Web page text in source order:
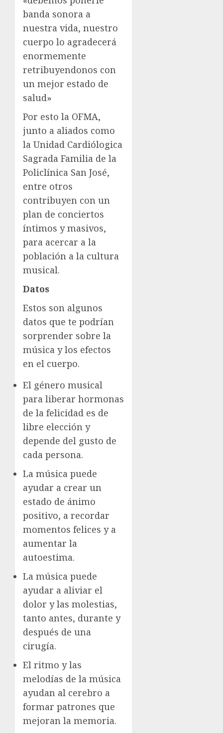
banda sonora a
nuestra vida, nuestro
cuerpo lo agradecerá
enormemente
retribuyendonos con
un mejor estado de
salud»
Por esto la OFMA,
junto a aliados como
la Unidad Cardiólogica
Sagrada Familia de la
Policlínica San José,
entre otros
contribuyen con un
plan de conciertos
íntimos y masivos,
para acercar a la
población a la cultura
musical.
Datos
Estos son algunos
datos que te podrían
sorprender sobre la
música y los efectos
en el cuerpo.
El género musical
para liberar hormonas
de la felicidad es de
libre elección y
depende del gusto de
cada persona.
La música puede
ayudar a crear un
estado de ánimo
positivo, a recordar
momentos felices y a
aumentar la
autoestima.
La música puede
ayudar a aliviar el
dolor y las molestias,
tanto antes, durante y
después de una
cirugía.
El ritmo y las
melodías de la música
ayudan al cerebro a
formar patrones que
mejoran la memoria.